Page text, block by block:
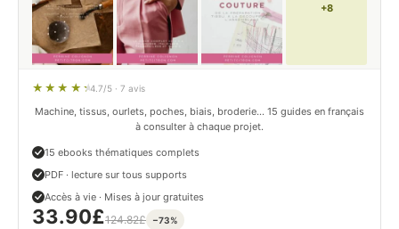
+8
4.7/5 · 7 avis
Machine, tissus, ourlets, poches, biais, broderie… 15 guides en français
à consulter à chaque projet.
15 ebooks thématiques complets
PDF · lecture sur tous supports
Accès à vie · Mises à jour gratuites
33.90£124.82£ −73%